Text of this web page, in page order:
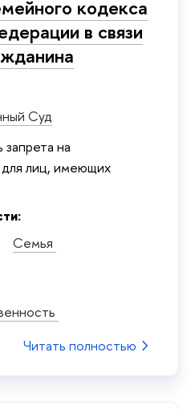
кодекса
в связи
Суд
на
лиц, имеющих
Семья
Читать полностью